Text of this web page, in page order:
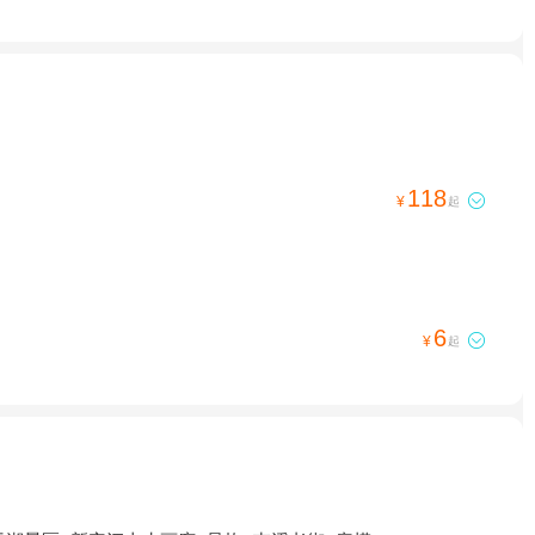
¥ 118起 
¥ 6起 